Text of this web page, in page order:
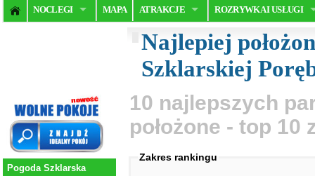
NOCLEGI MAPA ATRAKCJE ROZRYWKA I USŁUGI
Pogoda Szklarska
Najlepiej
Szklarskiej
10 najlepszych
położone - top
Zakres rankingu